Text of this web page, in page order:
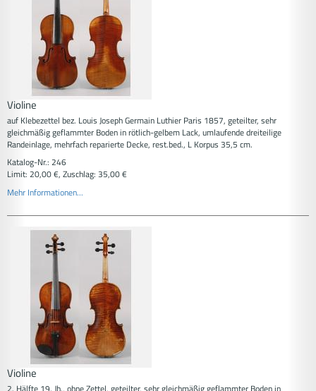
Violine
auf Klebezettel bez. Louis Joseph Germain Luthier Paris 1857, geteilter, sehr
gleichmäßig geflammter Boden in rötlich-gelbem Lack, umlaufende dreiteilige
Randeinlage, mehrfach reparierte Decke, rest.bed., L Korpus 35,5 cm.
Katalog-Nr.: 246
Limit: 20,00 €, Zuschlag: 35,00 €
Mehr Informationen...
Violine